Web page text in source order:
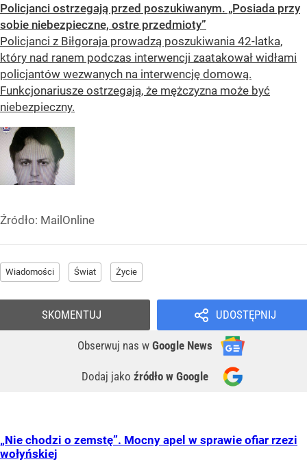
Policjanci ostrzegają przed poszukiwanym. „Posiada przy
sobie niebezpieczne, ostre przedmioty”
Policjanci z Biłgoraja prowadzą poszukiwania 42-latka,
który nad ranem podczas interwencji zaatakował widłami
policjantów wezwanych na interwencję domową.
Funkcjonariusze ostrzegają, że mężczyzna może być
niebezpieczny.
Źródło: MailOnline
Wiadomości Świat Życie
UDOSTĘPNIJ
Obserwuj nas w Google News
Dodaj jako źródło w Google
SKOMENTUJ
„Nie chodzi o zemstę”. Mocny apel w sprawie ofiar rzezi
wołyńskiej